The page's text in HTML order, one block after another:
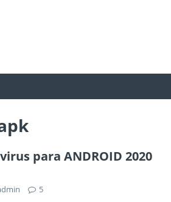
para ANDROID 2020
5